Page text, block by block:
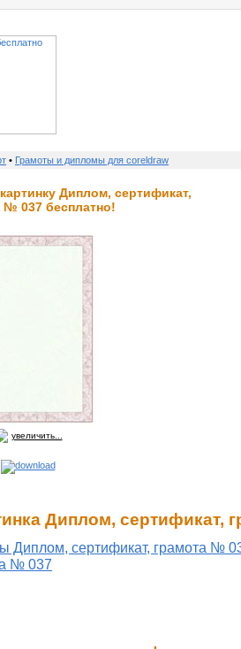
• Грамоты и дипломы для coreldraw
Диплом, сертификат,
№ 037 бесплатно!
увеличить...
Диплом, сертификат,
Диплом, сертификат, грамота №
№ 037